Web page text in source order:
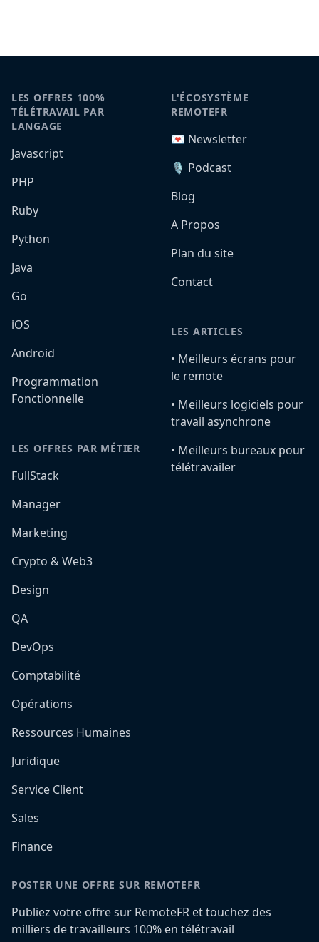
LES OFFRES 100%
TÉLÉTRAVAIL PAR
LANGAGE
Javascript
PHP
Ruby
Python
Java
Go
iOS
Android
Programmation
Fonctionnelle
LES OFFRES PAR MÉTIER
FullStack
Manager
Marketing
Crypto & Web3
Design
QA
DevOps
Comptabilité
Opérations
Ressources Humaines
Juridique
Service Client
Sales
Finance
L'ÉCOSYSTÈME
REMOTEFR
💌 Newsletter
🎙️ Podcast
Blog
A Propos
Plan du site
Contact
LES ARTICLES
•️ Meilleurs écrans pour
le remote
•️ Meilleurs logiciels pour
travail asynchrone
•️ Meilleurs bureaux pour
télétravailer
POSTER UNE OFFRE SUR REMOTEFR
Publiez votre offre sur RemoteFR et touchez des
milliers de travailleurs 100% en télétravail